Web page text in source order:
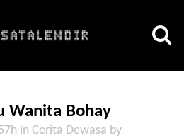
Wanita Bohay
in Cerita Dewasa by